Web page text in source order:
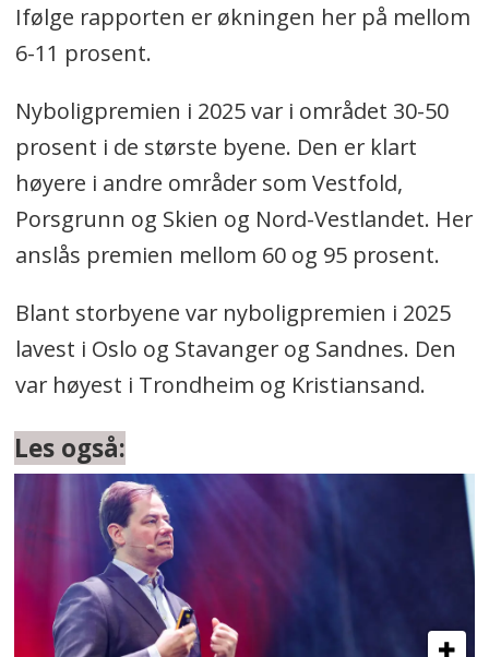
Ifølge rapporten er økningen her på mellom
6-11 prosent.
Nyboligpremien i 2025 var i området 30-50
prosent i de største byene. Den er klart
høyere i andre områder som Vestfold,
Porsgrunn og Skien og Nord-Vestlandet. Her
anslås premien mellom 60 og 95 prosent.
Blant storbyene var nyboligpremien i 2025
lavest i Oslo og Stavanger og Sandnes. Den
var høyest i Trondheim og Kristiansand.
Les også: